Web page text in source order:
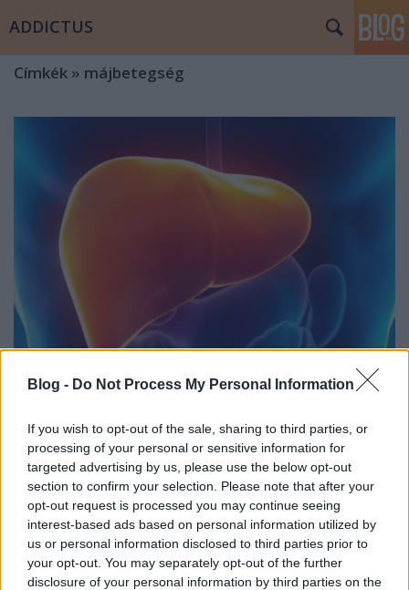
Blog - Do Not Process My Personal Information
If you wish to opt-out of the sale, sharing to third parties, or
processing of your personal or sensitive information for
targeted advertising by us, please use the below opt-out
section to confirm your selection. Please note that after your
opt-out request is processed you may continue seeing
interest-based ads based on personal information utilized by
us or personal information disclosed to third parties prior to
your opt-out. You may separately opt-out of the further
disclosure of your personal information by third parties on the
ADDICTUS
Címkék » májbetegség
A csendes gyilkos lábnyomai
Papp Éva Mária• 2018. március 03.
A hepatitis C felismerése A világon körülbelül 170
millió a hepatitis C vírussal fertőzött egyének száma.
Sokan azonban tünetmentesek, nem is tudnak arról,
hogy fertőzöttek és fertőzhetnek. Magyarországon
65-70 ezerre becsülhető ez a szám, és - mivel ma
már a C vírus…